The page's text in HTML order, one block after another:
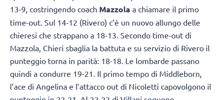
13-9, costringendo coach Mazzola a chiamare il primo
time-out. Sul 14-12 (Rivero) c’è un nuovo allungo delle
chieresi che strappano a 18-13. Secondo time-out di
Mazzola, Chieri sbaglia la battuta e su servizio di Rivero il
punteggio torna in parità: 18-18. Le lombarde passano
quindi a condurre 19-21. Il primo tempo di Middleborn,
l’ace di Angelina e l’attacco out di Nicoletti capovolgono il